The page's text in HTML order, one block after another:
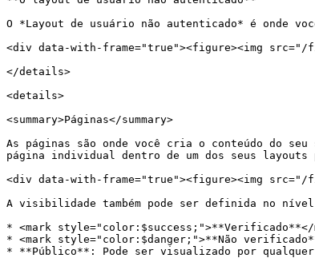
O *Layout de usuário não autenticado* é onde
<div data-with-frame="true"><figure><img src="/
</details>
<details>
<summary>Páginas</summary>
As páginas são onde você cria o conteúdo do
página individual dentro de um dos seus
<div data-with-frame="true"><figure><img src="/
A visibilidade também pode ser definida no
* <mark
* <mark style="color:$danger;">**Não
* **Público**: Pode ser visualizado por qualquer